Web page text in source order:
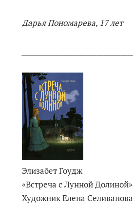
Дарья Пономарева, 17 лет
Элизабет Гоудж
«Встреча с Лунной Долиной»
Художник Елена Селиванова